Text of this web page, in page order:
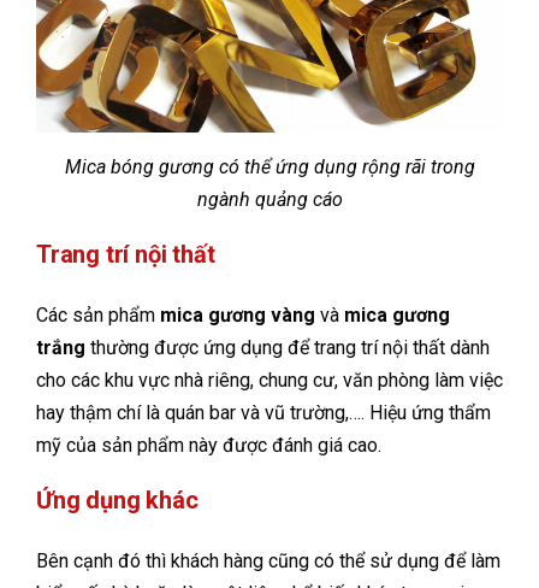
Mica bóng gương có thể ứng dụng rộng rãi trong
ngành quảng cáo
Trang trí nội thất
Các sản phẩm mica gương vàng và mica gương
trắng thường được ứng dụng để trang trí nội thất dành
cho các khu vực nhà riêng, chung cư, văn phòng làm việc
hay thậm chí là quán bar và vũ trường,…. Hiệu ứng thẩm
mỹ của sản phẩm này được đánh giá cao.
Ứng dụng khác
Bên cạnh đó thì khách hàng cũng có thể sử dụng để làm